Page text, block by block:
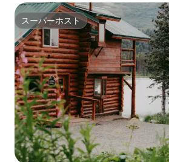
スーパーホスト
スーパーホスト